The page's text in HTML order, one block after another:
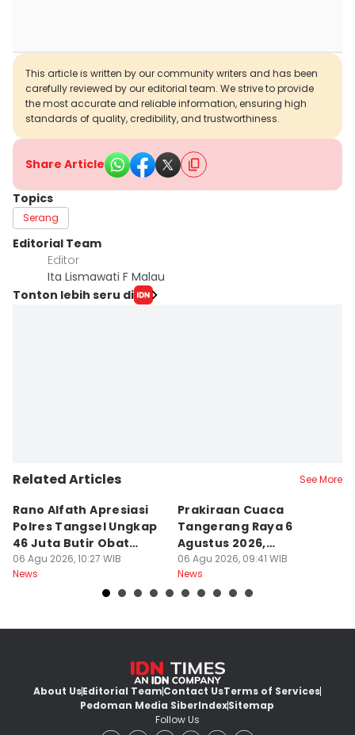
This article is written by our community writers and has been
carefully reviewed by our editorial team. We strive to provide
the most accurate and reliable information, ensuring high
standards of quality, credibility, and trustworthiness.
Share Article
Topics
Serang
Editorial Team
Editor
Ita Lismawati F Malau
Tonton lebih seru di
Related Articles See More
Rano Alfath Apresiasi
Polres Tangsel Ungkap
46 Juta Butir Obat
Keras
06 Agu 2026, 10:27 WIB
News
Prakiraan Cuaca
Tangerang Raya 6
Agustus 2026,
Didominasi Cuaca
Berawan
06 Agu 2026, 09:41 WIB
News
About UsEditorial TeamContact UsTerms of Services
Pedoman Media SiberIndexSitemap
Follow Us